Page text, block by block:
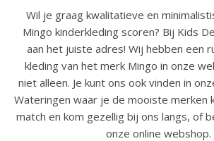
Wil je graag kwalitatieve en
Mingo kinderkleding scoren? Bij Kids
aan het juiste adres! Wij hebben een
kleding van het merk Mingo in onze
niet alleen. Je kunt ons ook vinden in
Wateringen waar je de mooiste merken
match en kom gezellig bij ons langs, of
onze online webshop.